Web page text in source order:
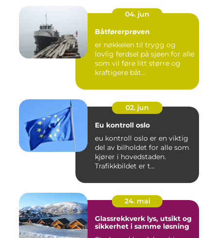
04. jun
Båtførerprøven
er nøkkelen til trygg og
lovlig ferdsel på sjøen for alle
som vil føre litt større og
kraftigere båt...
02. jun
Eu kontroll oslo
eu kontroll oslo er en viktig
del av bilholdet for alle som
kjører i hovedstaden.
Trafikkbildet er t...
24. mai
Glassrekkverk lys, utsikt og
sikkerhet i samme løsning